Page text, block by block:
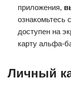
приложения,
ознакомьтесь
доступен на
карту альфа-
Личный